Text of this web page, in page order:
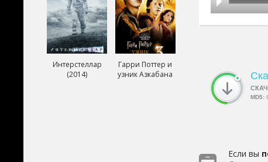
MD5:
Если вы
Интерстеллар
(2014)
Гарри Поттер и
узник Азкабана